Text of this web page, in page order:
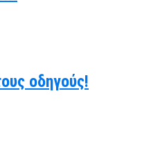
οδηγούς!